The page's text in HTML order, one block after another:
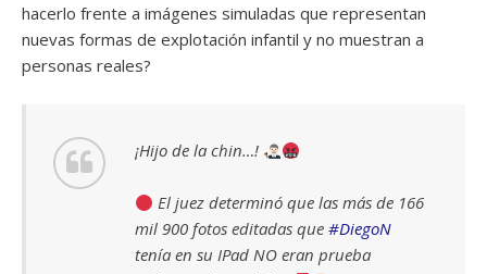
hacerlo frente a imágenes simuladas que representan
nuevas formas de explotación infantil y no muestran a
personas reales?
¡Hijo de la chin…!
El juez determinó que las más de 166
mil 900 fotos editadas que #DiegoN
tenía en su IPad NO eran prueba